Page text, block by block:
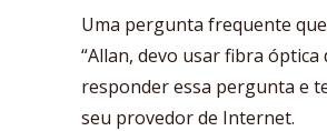
Uma pergunta frequente
“Allan, devo usar fibra
responder essa pergunta e
seu provedor de Internet.